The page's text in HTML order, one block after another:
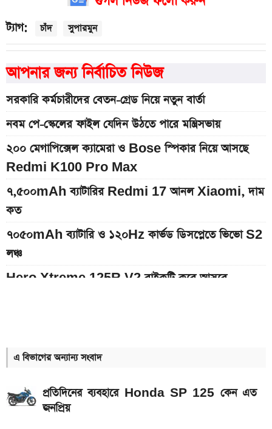
ট্যাগ: চাঁদ সুপারমুন
আপনার জন্য নির্বাচিত নিউজ
সরকারি কর্মচারীদের বেতন-গ্রেড নিয়ে নতুন বার্তা
নবম পে-স্কেলের ফাইল যেদিন উঠতে পারে মন্ত্রিসভায়
২০০ মেগাপিক্সেল ক্যামেরা ও Bose স্পিকার নিয়ে আসছে
Redmi K100 Pro Max
৭,৫০০mAh ব্যাটারির Redmi 17 আনল Xiaomi, দাম
কত
৭০৫০mAh ব্যাটারি ও ১২০Hz কার্ভড ডিসপ্লেতে ভিভো S2
লঞ্চ
Hero Xtreme 125R V2 বাইকটি কবে আসবে
আজকের স্বর্ণের বাজারদর: ০৮ আগস্ট ২০২৬
ইন্টার মায়ামি বনাম মন্তের ম্যাচ; সরাসরি যেভাবে দেখবেন
আগামী সপ্তাহেই সুখবর, বেতন-ইনক্রিমেট নিয়ে যা জানা গেল
এ বিভাগের অন্যান্য সংবাদ
প্রতিদিনের ব্যবহারে Honda SP 125 কেন এত
জনপ্রিয়